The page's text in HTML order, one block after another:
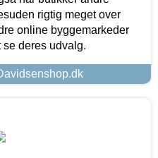
rigtig meget over
online byggemarkeder
se deres udvalg.